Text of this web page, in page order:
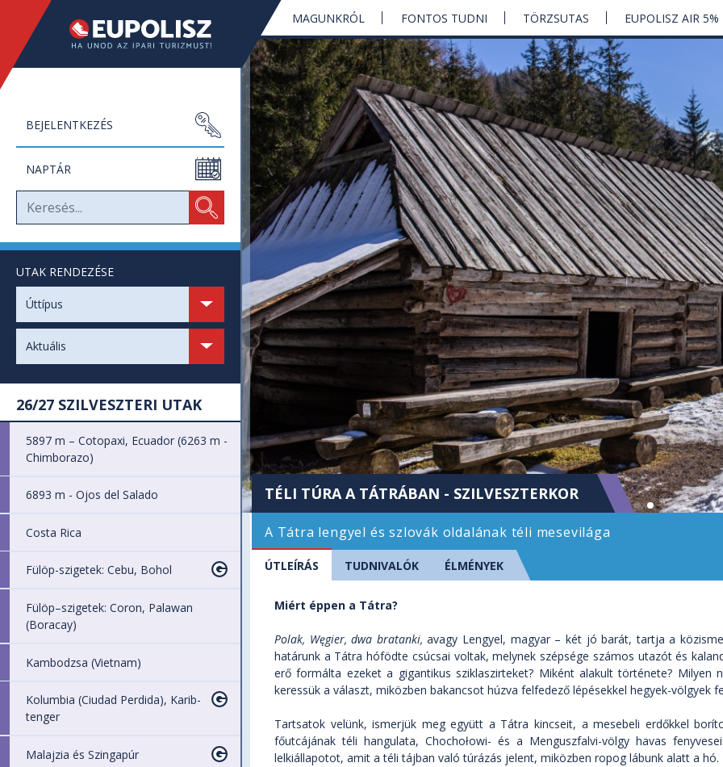
BEJELENTKEZÉS
NAPTÁR
UTAK RENDEZÉSE
Úttípus
Aktuális
26/27 SZILVESZTERI UTAK
5897 m – Cotopaxi, Ecuador (6263 m -
Chimborazo)
6893 m - Ojos del Salado
Costa Rica
Fülöp-szigetek: Cebu, Bohol
Fülöp–szigetek: Coron, Palawan
(Boracay)
Kambodzsa (Vietnam)
Kolumbia (Ciudad Perdida), Karib-
tenger
Malajzia és Szingapúr
MAGUNKRÓL FONTOS TUDNI TÖRZSUTAS EUPOLISZ AIR 5%
TÉLI TÚRA A TÁTRÁBAN - SZILVESZTERKOR
A Tátra lengyel és szlovák oldalának téli mesevilága
ÚTLEÍRÁS TUDNIVALÓK ÉLMÉNYEK
Miért éppen a Tátra?
Polak, Węgier, dwa bratanki, avagy Lengyel, magyar – két jó barát, tartja a
határunk a Tátra hófödte csúcsai voltak, melynek szépsége számos utazót és
erő formálta ezeket a gigantikus sziklaszirteket? Miként alakult története? Milyen
keressük a választ, miközben bakancsot húzva felfedező lépésekkel hegyek-völgyek
Tartsatok velünk, ismerjük meg együtt a Tátra kincseit, a mesebeli erdőkkel
főutcájának téli hangulata, Chochołowi- és a Menguszfalvi-völgy havas
lelkiállapotot, amit a téli tájban való túrázás jelent, miközben ropog lábunk alatt a hó.